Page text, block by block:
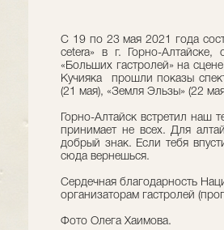
C 19 по 23 мая 2021 года
cetera» в г. Горно-
«Больших гастролей» на
Кучияка прошли показы
(21 мая), «Земля Эльзы» (22
Горно-Алтайск встретил наш
принимает не всех. Для
добрый знак. Если тебя
сюда вернешься.
Сердечная благодарность
организаторам гастролей
Фото Олега Хаимова.